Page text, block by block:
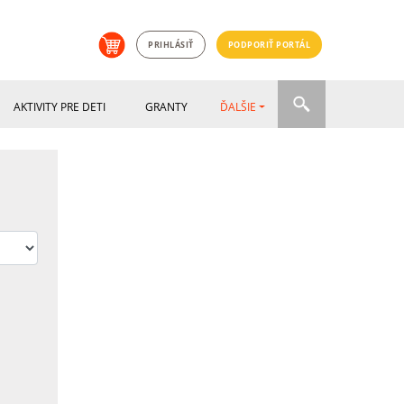
PRIHLÁSIŤ PODPORIŤ PORTÁL
AKTIVITY PRE DETI GRANTY ĎALŠIE